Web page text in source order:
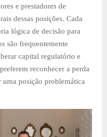
e prestadores de
dessas posições. Cada
lógica de decisão para
são frequentemente
capital regulatório e
reconhecer a perda
posição problemática